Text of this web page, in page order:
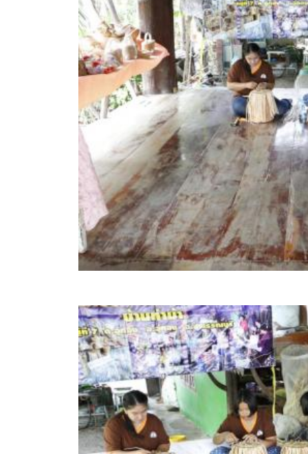
สรุปผลการดำเนินงานจัดซื้อจัดจ้างในรอบเดือน (สข
ประกาศผู้ชนะการเสนอราคา
ประกาศราคากลาง
ประกาศเชิญชวนประกวดราคา (e-bidding)
ยกเลิกประกาศเชิญชวน
ยกเลิกประกาศผู้ชนะ
เปลี่ยนแปลงประกาศผู้ชนะ
ประกาศขายทอดตลาดทรัพย์สินประจำปี
ประกาศกำหนดอายุการใช้งานของสินทรัพย์ขององ
คู่มือการปฏิบัติงานฝ่ายทะเบียนพัสดุและทรัพย์สิน
การประเมินความพึงพอใจของการดำเนินงาน อบจ.